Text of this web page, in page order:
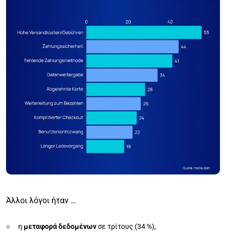
Άλλοι λόγοι ήταν …
η μεταφορά δεδομένωνσε τρίτους (34 %),